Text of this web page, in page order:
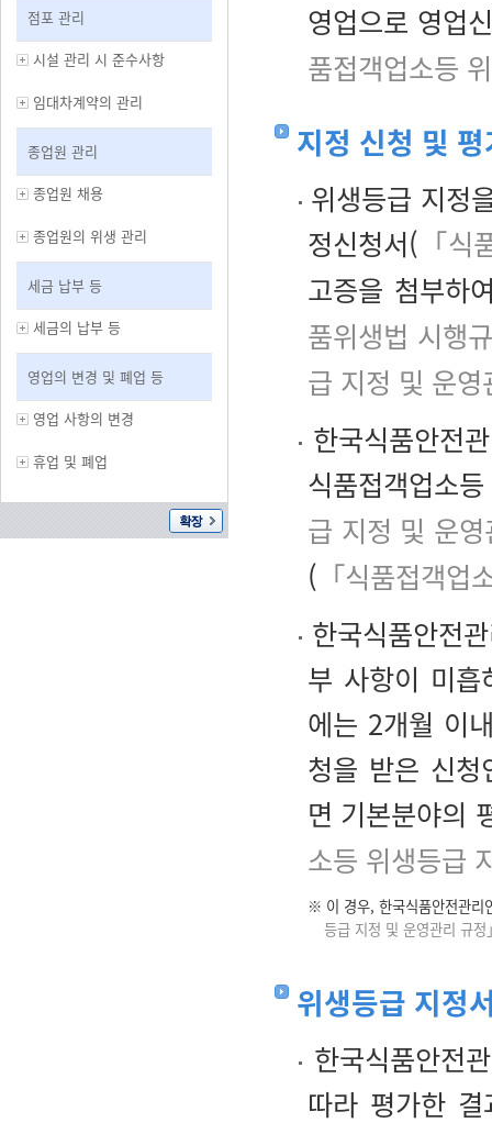
점포 관리
시설 관리 시 준수사항
임대차계약의 관리
종업원 관리
종업원 채용
종업원의 위생 관리
세금 납부 등
세금의 납부 등
영업의 변경 및 폐업 등
영업 사항의 변경
휴업 및 폐업
영업으로 영업
품접객업소등
지정 신청 및
위생등급 지정
정신청서( 「
고증을 첨부하
품위생법 시행
급 지정 및 운
한국식품안전
식품접객업소
급 지정 및 운
( 「식품접객
한국식품안전
부 사항이 미흡
에는 2개월 이
청을 받은 신청
면 기본분야의
소등 위생등급
※ 이 경우, 한국식품안전관리
등급 지정 및 운영관리 규정
위생등급 지정
한국식품안전
따라 평가한